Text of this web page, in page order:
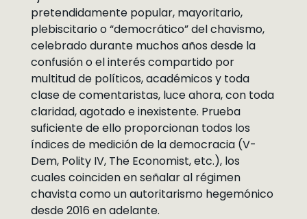
pretendidamente popular, mayoritario,
plebiscitario o “democrático” del chavismo,
celebrado durante muchos años desde la
confusión o el interés compartido por
multitud de políticos, académicos y toda
clase de comentaristas, luce ahora, con toda
claridad, agotado e inexistente. Prueba
suficiente de ello proporcionan todos los
índices de medición de la democracia (V-
Dem, Polity IV, The Economist, etc.), los
cuales coinciden en señalar al régimen
chavista como un autoritarismo hegemónico
desde 2016 en adelante.